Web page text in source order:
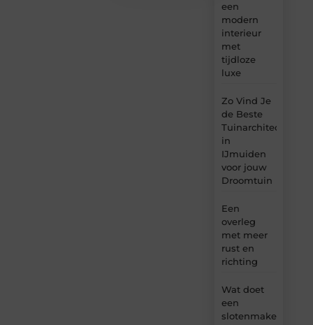
een
modern
interieur
met
tijdloze
luxe
Zo Vind Je
de Beste
Tuinarchitect
in
IJmuiden
voor jouw
Droomtuin
Een
overleg
met meer
rust en
richting
Wat doet
een
slotenmaker